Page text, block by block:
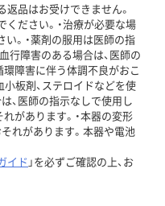
返品はお受けできません。
ください。・治療が必要な場
。・薬剤の服用は医師の指
行障害のある場合は、医師の
障害に伴う体調不良がおこ
小板剤、ステロイドなどを使
、医師の指示なしで使用し
があります。・本器の変形
れがあります。本器や電池
イド 」を必ずご確認の上、お